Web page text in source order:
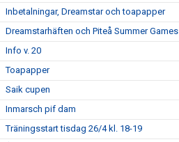
Inbetalningar, Dreamstar och toapapper
Dreamstarhäften och Piteå Summer Games
Info v. 20
Toapapper
Saik cupen
Inmarsch pif dam
Träningsstart tisdag 26/4 kl. 18-19